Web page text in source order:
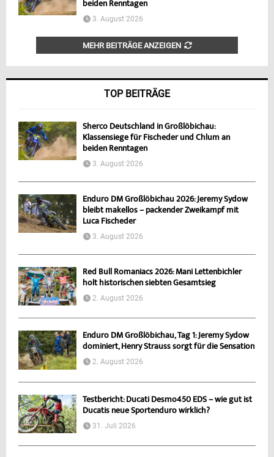
beiden Renntagen
3. August 2026
MEHR BEITRÄGE ANZEIGEN
TOP BEITRÄGE
Sherco Deutschland in Großlöbichau:
Klassensiege für Fischeder und Chlum an
beiden Renntagen
3. August 2026
Enduro DM Großlöbichau 2026: Jeremy Sydow
bleibt makellos – packender Zweikampf mit
Luca Fischeder
3. August 2026
Red Bull Romaniacs 2026: Mani Lettenbichler
holt historischen siebten Gesamtsieg
2. August 2026
Enduro DM Großlöbichau, Tag 1: Jeremy Sydow
dominiert, Henry Strauss sorgt für die Sensation
2. August 2026
Testbericht: Ducati Desmo450 EDS – wie gut ist
Ducatis neue Sportenduro wirklich?
31. Juli 2026